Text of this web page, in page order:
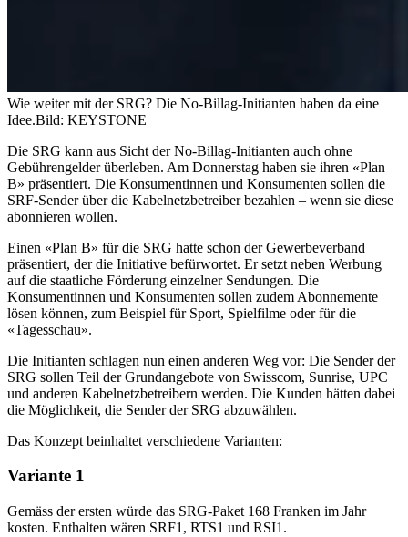
Wie weiter mit der SRG? Die No-Billag-Initianten haben da eine
Idee.Bild: KEYSTONE
Die SRG kann aus Sicht der No-Billag-Initianten auch ohne
Gebührengelder überleben. Am Donnerstag haben sie ihren «Plan
B» präsentiert. Die Konsumentinnen und Konsumenten sollen die
SRF-Sender über die Kabelnetzbetreiber bezahlen – wenn sie diese
abonnieren wollen.
Einen «Plan B» für die SRG hatte schon der Gewerbeverband
präsentiert, der die Initiative befürwortet. Er setzt neben Werbung
auf die staatliche Förderung einzelner Sendungen. Die
Konsumentinnen und Konsumenten sollen zudem Abonnemente
lösen können, zum Beispiel für Sport, Spielfilme oder für die
«Tagesschau».
Die Initianten schlagen nun einen anderen Weg vor: Die Sender der
SRG sollen Teil der Grundangebote von Swisscom, Sunrise, UPC
und anderen Kabelnetzbetreibern werden. Die Kunden hätten dabei
die Möglichkeit, die Sender der SRG abzuwählen.
Das Konzept beinhaltet verschiedene Varianten:
Variante 1
Gemäss der ersten würde das SRG-Paket 168 Franken im Jahr
kosten. Enthalten wären SRF1, RTS1 und RSI1.